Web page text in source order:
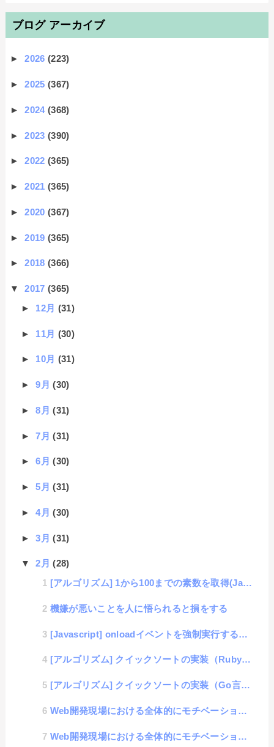
ブログ アーカイブ
►2026(223)
►2025(367)
►2024(368)
►2023(390)
►2022(365)
►2021(365)
►2020(367)
►2019(365)
►2018(366)
▼2017(365)
► 12月 (31)
► 11月 (30)
► 10月 (31)
►9月(30)
►8月(31)
►7月(31)
►6月(30)
►5月(31)
►4月(30)
►3月(31)
▼2月(28)
[アルゴリズム] 1から100までの素数を取得(JavaScript編）
機嫌が悪いことを人に悟られると損をする
[Javascript] onloadイベントを強制実行する方法
[アルゴリズム] クイックソートの実装（Ruby編）
[アルゴリズム] クイックソートの実装（Go言語編）
Web開発現場における全体的にモチベーションを上げる方法 (3/3)「#3 開発チームビルディング」
Web開発現場における全体的にモチベーションを上げる方法 (2/3)「#2 社内の現状を知る」